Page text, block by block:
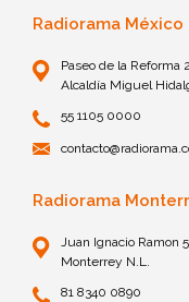
Radiorama México
Paseo de la Reforma
Alcaldía Miguel
55 1105 0000
Radiorama
Juan Ignacio Ramon
Monterrey N.L.
81 8340 0890